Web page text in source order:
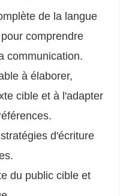
de la langue
comprendre
communication.
à élaborer,
cible et à l'adapter
d'écriture
du public cible et